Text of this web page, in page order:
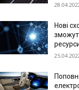
Нові